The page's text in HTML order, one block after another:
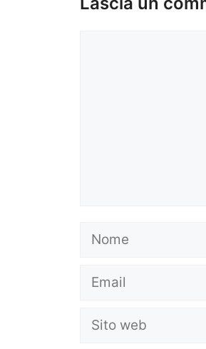
Nome
Email
Sito